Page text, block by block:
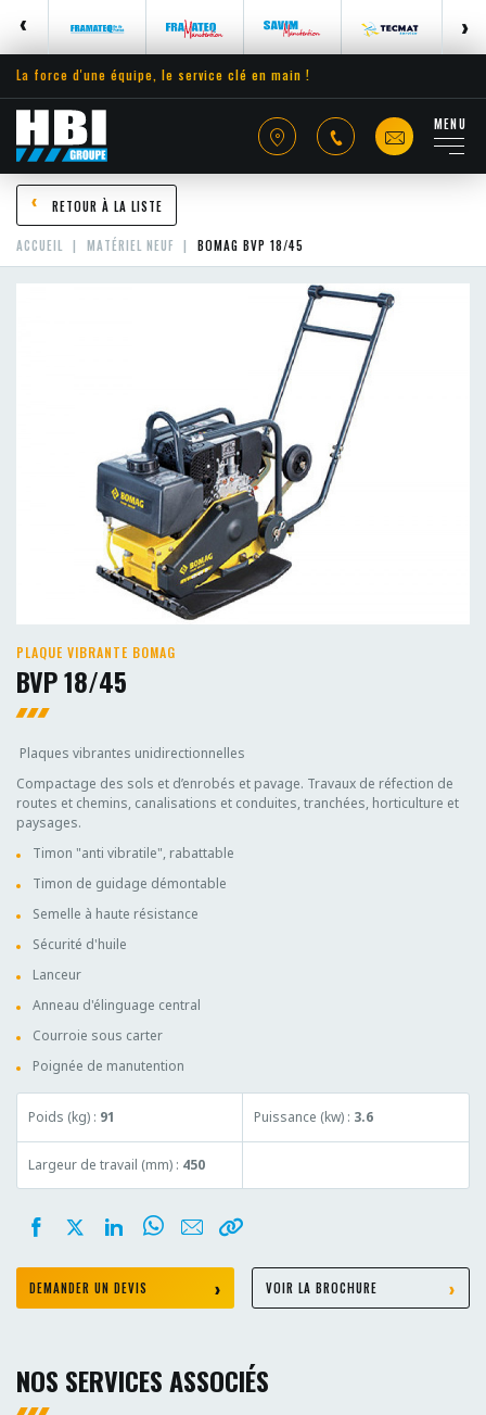
La force d'une équipe, le service clé en main !
MENU
RETOUR À LA LISTE
ACCUEIL MATÉRIEL NEUF BOMAG BVP 18/45
PLAQUE VIBRANTE BOMAG
BVP 18/45
Plaques vibrantes unidirectionnelles
Compactage des sols et d’enrobés et pavage. Travaux de réfection de
routes et chemins, canalisations et conduites, tranchées, horticulture et
paysages.
Timon "anti vibratile", rabattable
Timon de guidage démontable
Semelle à haute résistance
Sécurité d'huile
Lanceur
Anneau d'élinguage central
Courroie sous carter
Poignée de manutention
Poids (kg) : 91 Puissance (kw) : 3.6
Largeur de travail (mm) : 450
DEMANDER UN DEVIS VOIR LA BROCHURE
NOS SERVICES ASSOCIÉS